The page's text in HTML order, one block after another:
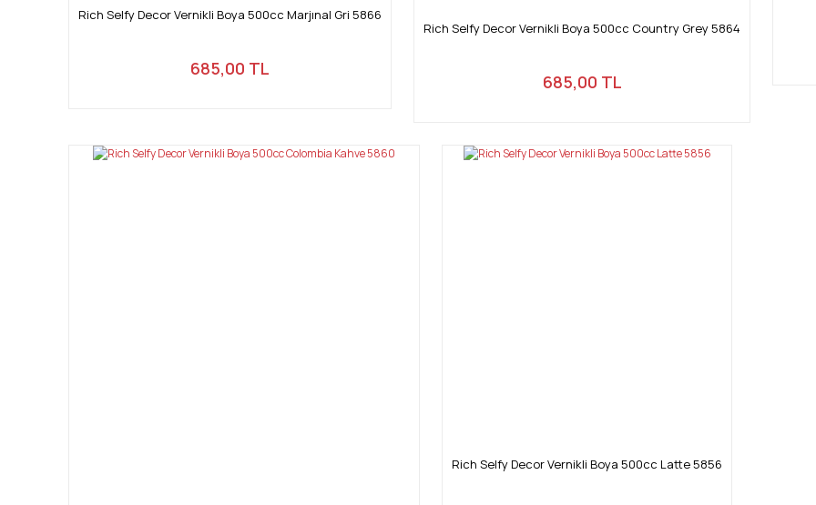
Rich Selfy Decor Vernikli Boya 500cc Marjınal Gri 5866
685,00 TL
Rich Selfy Decor Vernikli Boya 500cc Country Grey 5864
685,00 TL
Rich Selfy Decor Vernikli Boya 500cc Latte 5856